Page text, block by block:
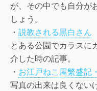
が、その中でも自分が
しょう。
・ 説教される黒白さん
とある公園でカラスに
介した時の記事。
・ お江戸ねこ屋繁盛記
写真の出来は良くない